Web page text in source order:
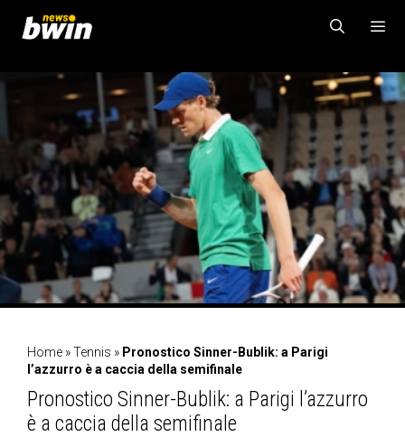
contenuto
MENU
Home »Tennis » Pronostico Sinner-Bublik: a Parigi
l’azzurro è a caccia della semifinale
Pronostico Sinner-Bublik: a Parigi l’azzurro
è a caccia della semifinale